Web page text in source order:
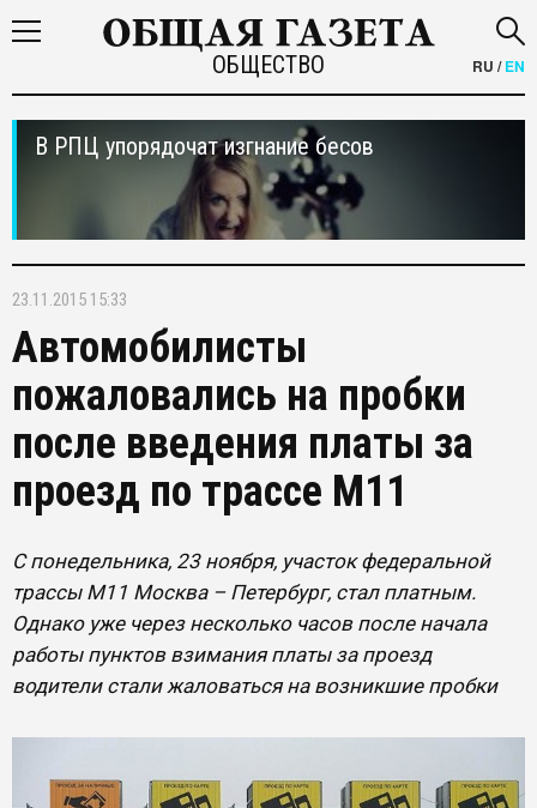
ОБЩЕСТВО RU /EN
В РПЦ упорядочат изгнание бесов
23.11.2015 15:33
Автомобилисты
пожаловались на пробки
после введения платы за
проезд по трассе М11
С понедельника, 23 ноября, участок федеральной
трассы М11 Москва – Петербург, стал платным.
Однако уже через несколько часов после начала
работы пунктов взимания платы за проезд
водители стали жаловаться на возникшие пробки